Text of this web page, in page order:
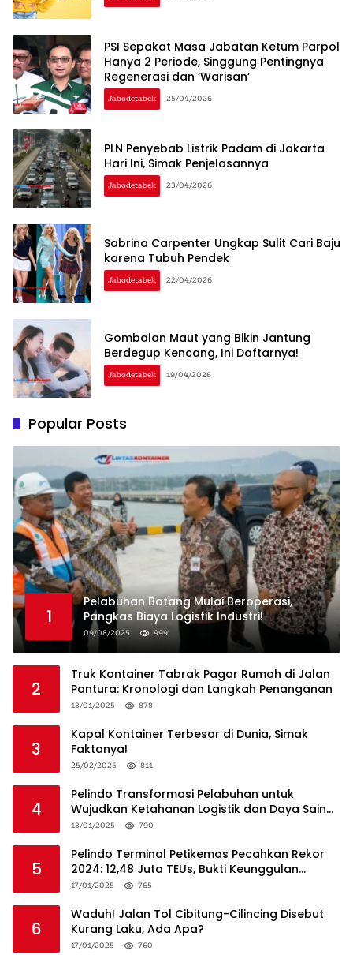
PSI Sepakat Masa Jabatan Ketum Parpol
Hanya 2 Periode, Singgung Pentingnya
Regenerasi dan ‘Warisan’
Jabodetabek 25/04/2026
PLN Penyebab Listrik Padam di Jakarta
Hari Ini, Simak Penjelasannya
Jabodetabek 23/04/2026
Sabrina Carpenter Ungkap Sulit Cari Baju
karena Tubuh Pendek
Jabodetabek 22/04/2026
Gombalan Maut yang Bikin Jantung
Berdegup Kencang, Ini Daftarnya!
Jabodetabek 19/04/2026
Popular Posts
1
Pelabuhan Batang Mulai Beroperasi,
Pangkas Biaya Logistik Industri!
09/08/2025 999
2
Truk Kontainer Tabrak Pagar Rumah di Jalan
Pantura: Kronologi dan Langkah Penanganan
13/01/2025 878
3
Kapal Kontainer Terbesar di Dunia, Simak
Faktanya!
25/02/2025 811
4
Pelindo Transformasi Pelabuhan untuk
Wujudkan Ketahanan Logistik dan Daya Saing
Global
13/01/2025 790
5
Pelindo Terminal Petikemas Pecahkan Rekor
2024: 12,48 Juta TEUs, Bukti Keunggulan
Logistik Nasional
17/01/2025 765
6
Waduh! Jalan Tol Cibitung-Cilincing Disebut
Kurang Laku, Ada Apa?
17/01/2025 760